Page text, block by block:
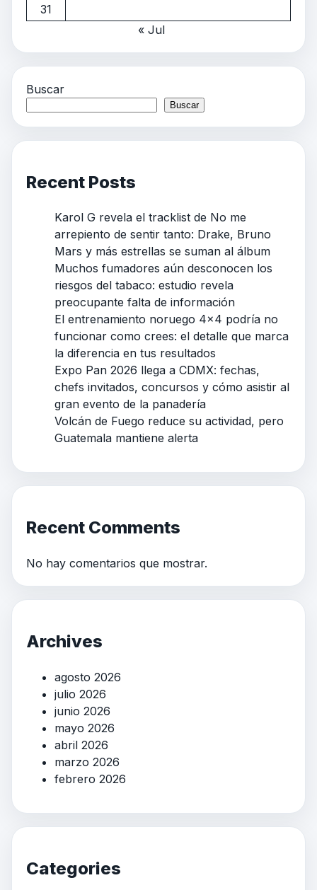
31
« Jul
Buscar
Buscar
Recent Posts
Karol G revela el tracklist de No me
arrepiento de sentir tanto: Drake, Bruno
Mars y más estrellas se suman al álbum
Muchos fumadores aún desconocen los
riesgos del tabaco: estudio revela
preocupante falta de información
El entrenamiento noruego 4×4 podría no
funcionar como crees: el detalle que marca
la diferencia en tus resultados
Expo Pan 2026 llega a CDMX: fechas,
chefs invitados, concursos y cómo asistir al
gran evento de la panadería
Volcán de Fuego reduce su actividad, pero
Guatemala mantiene alerta
Recent Comments
No hay comentarios que mostrar.
Archives
agosto 2026
julio 2026
junio 2026
mayo 2026
abril 2026
marzo 2026
febrero 2026
Categories